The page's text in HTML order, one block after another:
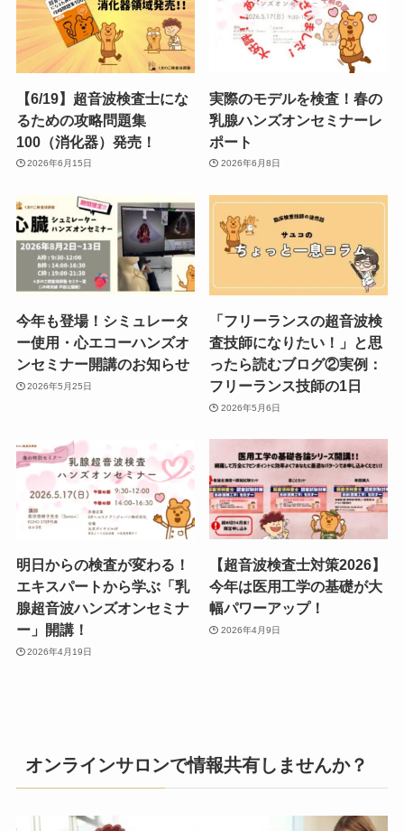
【6/19】超音波検査士にな
るための攻略問題集
100（消化器）発売！
2026年6月15日
実際のモデルを検査！春の
乳腺ハンズオンセミナーレ
ポート
2026年6月8日
今年も登場！シミュレータ
ー使用・心エコーハンズオ
ンセミナー開講のお知らせ
2026年5月25日
「フリーランスの超音波検
査技師になりたい！」と思
ったら読むブログ②実例：
フリーランス技師の1日
2026年5月6日
明日からの検査が変わる！
エキスパートから学ぶ「乳
腺超音波ハンズオンセミナ
ー」開講！
2026年4月19日
【超音波検査士対策2026】
今年は医用工学の基礎が大
幅パワーアップ！
2026年4月9日
オンラインサロンで情報共有しませんか？